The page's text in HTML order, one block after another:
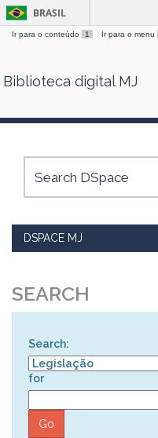
Skip
BRASIL
Ir para o conteúdo 1 Ir para o menu
Biblioteca digital MJ
DSPACE MJ
SEARCH
Search:
for